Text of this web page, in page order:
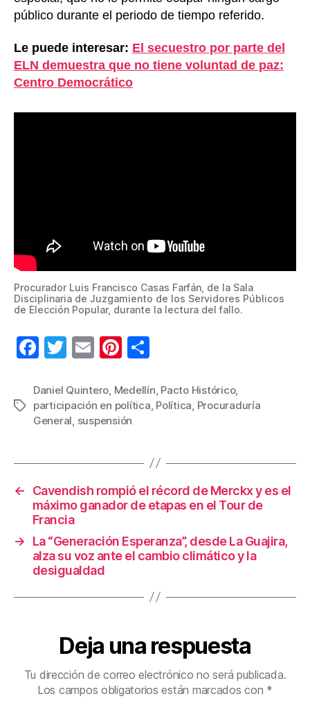
público durante el periodo de tiempo referido.
Le puede interesar: El secuestro por parte del
ELN demuestra que no tiene voluntad de paz:
Centro Democrático
Procurador Luis Francisco Casas Farfán, de la Sala
Disciplinaria de Juzgamiento de los Servidores Públicos
de Elección Popular, durante la lectura del fallo.
F
c
e
o
o
k
T
tt
er
E
ail
Pi
er
e
m
p
tir
Etiquetas
Daniel Quintero Medellín Pacto Histórico,
participación en política Política Procuraduría
General suspensión
←
Cavendish rompió el récord de Merckx y es el
máximo ganador de etapas en el Tour de
Francia
→
La “Generación Esperanza”, desde La Guajira,
alza su voz ante el cambio climático y la
desigualdad
Deja una respuesta
Tu dirección de correo electrónico no será publicada.
Los campos obligatorios están marcados con *